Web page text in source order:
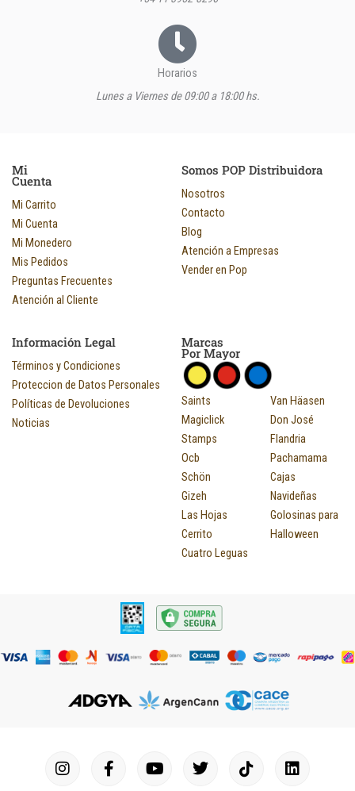
Horarios
Lunes a Viernes de 09:00 a 18:00 hs.
Mi
Cuenta
Mi Carrito
Mi Cuenta
Mi Monedero
Mis Pedidos
Preguntas Frecuentes
Atención al Cliente
Somos POP Distribuidora
Nosotros
Contacto
Blog
Atención a Empresas
Vender en Pop
Información Legal
Términos y Condiciones
Proteccion de Datos Personales
Políticas de Devoluciones
Noticias
Marcas
Por Mayor
Saints
Magiclick
Stamps
Ocb
Schön
Gizeh
Las Hojas
Cerrito
Cuatro Leguas
Van Häasen
Don José
Flandria
Pachamama
Cajas
Navideñas
Golosinas para
Halloween
I
n
F
a
Y
o
T
w
I
c
L
i